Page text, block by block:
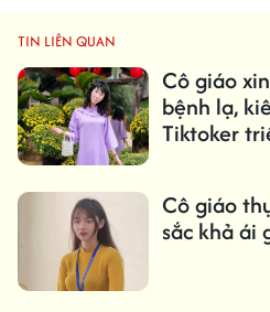
TIN LIÊN QUAN
Cô giáo
bệnh lạ,
Tiktoker
Cô giáo
sắc khả ái